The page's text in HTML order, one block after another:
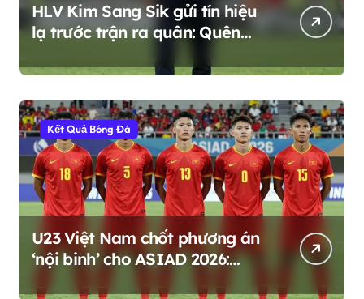
HLV Kim Sang Sik gửi tín hiệu
lạ trước trận ra quân: Quên
Kết Quả Bóng Đá
U23 Việt Nam chốt phương án
‘nội binh’ cho ASIAD 2026: